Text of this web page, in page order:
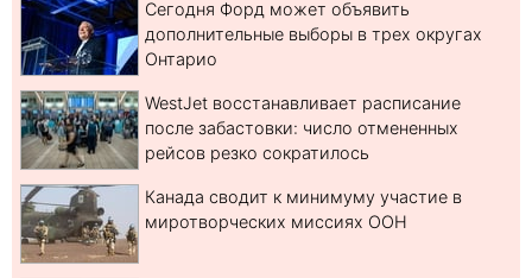
Сегодня Форд может объявить
дополнительные выборы в трех округах
Онтарио
WestJet восстанавливает расписание
после забастовки: число отмененных
рейсов резко сократилось
Канада сводит к минимуму участие в
миротворческих миссиях ООН